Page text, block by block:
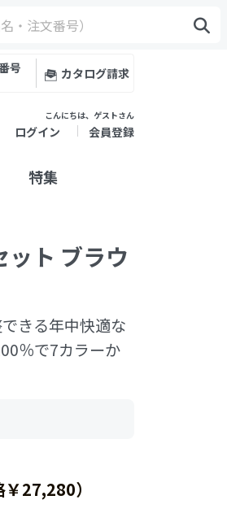
号 カタログ請求
こんにちは、ゲストさん
ログイン 会員登録
特集
ト ブラウ
きる年中快適な
％で7カラーか
￥27,280）